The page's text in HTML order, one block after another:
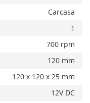
Carcasa
1
700 rpm
120 mm
120 x 120 x 25 mm
12V DC